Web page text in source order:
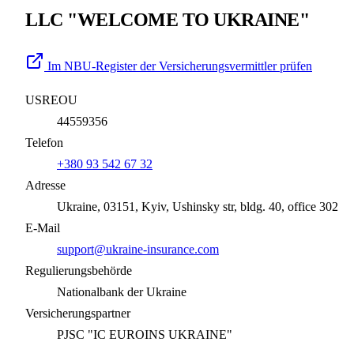
LLC "WELCOME TO UKRAINE"
Im NBU-Register der Versicherungsvermittler prüfen
USREOU
44559356
Telefon
+380 93 542 67 32
Adresse
Ukraine, 03151, Kyiv, Ushinsky str, bldg. 40, office 302
E-Mail
support@ukraine-insurance.com
Regulierungsbehörde
Nationalbank der Ukraine
Versicherungspartner
PJSC "IC EUROINS UKRAINE"